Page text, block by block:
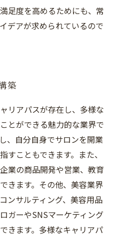
足度を高めるためにも、常
デアが求められているので
築
リアパスが存在し、多様な
とができる魅力的な業界で
、自分自身でサロンを開業
すこともできます。また、
業の商品開発や営業、教育
きます。その他、美容業界
ンサルティング、美容用品
ガーやSNSマーケティング
きます。多様なキャリアパ